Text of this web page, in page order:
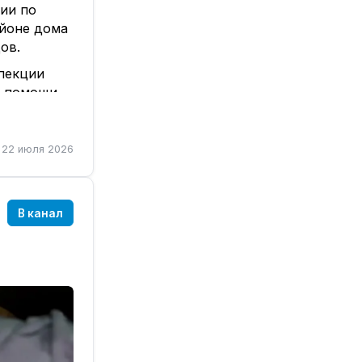
по
дома
помощи.
улицы
Правил
22 июля 2026
В канал